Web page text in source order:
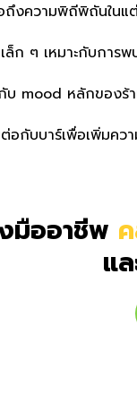
ถึงความพิถีพิถันในแ
ก ๆ เหมาะกับการพ
บ mood หลักของร้
อกับบาร์เพื่อเพิ่มคว
มืออาชีพ
แ